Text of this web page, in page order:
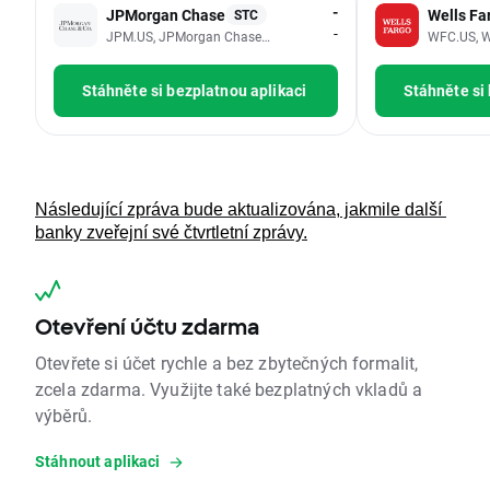
JPMorgan Chase STC
JPM.US, JPMorgan Chase & Co
-
-
Stáhněte si bezplatnou aplikaci
Wells
WFC.US,
Stáhněte
Následující zpráva bude aktualizována, jakmile další
banky zveřejní své čtvrtletní zprávy.
Otevření účtu zdarma
Otevřete si účet rychle a bez zbytečných formalit,
zcela zdarma. Využijte také bezplatných vkladů a
výběrů.
Stáhnout aplikaci